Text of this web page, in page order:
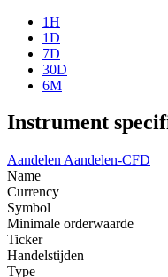
1H
1D
7D
30D
6M
Instrument
Aandelen Aandelen-CFD
Name
Currency
Symbol
Minimale orderwaarde
Ticker
Handelstijden
Type